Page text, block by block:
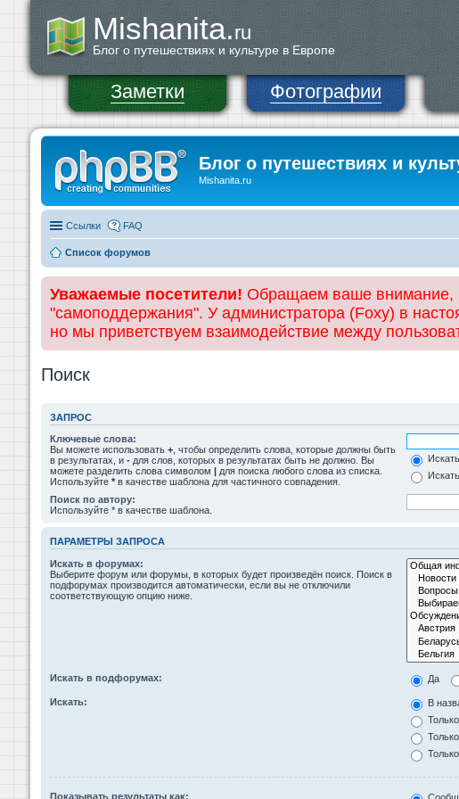
Mishanita.ru
Блог о путешествиях и культуре в Европе
Заметки Фотографии
Блог о путешествиях и
Mishanita.ru
Ссылки FAQ
Список форумов
Уважаемые посетители! Обращаем ваше внимание,
"самоподдержания". У администратора (Foxy) в
но мы приветствуем взаимодействие между
Поиск
ЗАПРОС
Ключевые слова:
Вы можете использовать + , чтобы определить слова, которые должны быть
в результатах, и - для слов, которых в результатах быть не должно. Вы
можете разделить слова символом | для поиска любого слова из списка.
Используйте * в качестве шаблона для частичного совпадения.
Поиск по автору:
Используйте * в качестве шаблона.
ПАРАМЕТРЫ ЗАПРОСА
Искать в форумах:
Выберите форум или форумы, в которых будет произведён поиск. Поиск в
подфорумах производится автоматически, если вы не отключили
соответствующую опцию ниже.
Искать в подфорумах: Да
Искать:
В
Показывать результаты как: